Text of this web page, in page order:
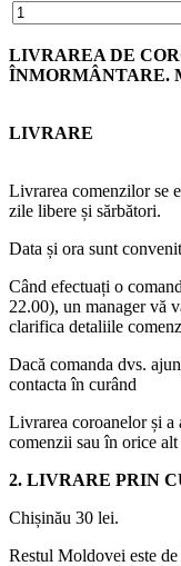
LIVRAREA DE
ÎNMORMÂNTARE.
LIVRARE
Livrarea comenzilor se
zile libere și sărbători.
Data și ora sunt
Când efectuați o
22.00), un manager vă
clarifica detaliile
Dacă comanda dvs.
contacta în curând
Livrarea coroanelor și a
comenzii sau în orice
2. LIVRARE PRIN
Chișinău 30 lei.
Restul Moldovei este